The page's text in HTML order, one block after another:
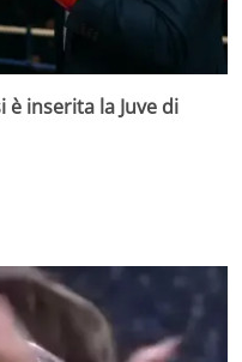
inserita la Juve di